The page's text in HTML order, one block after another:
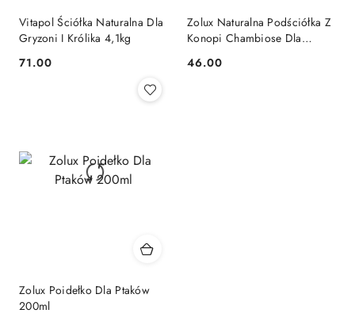
Vitapol Ściółka Naturalna Dla
Gryzoni I Królika 4,1kg
Cena:
71.00
Zolux Naturalna Podściółka Z
Konopi Chambiose Dla
Cena:
46.00
Zolux Poidełko Dla Ptaków
200ml